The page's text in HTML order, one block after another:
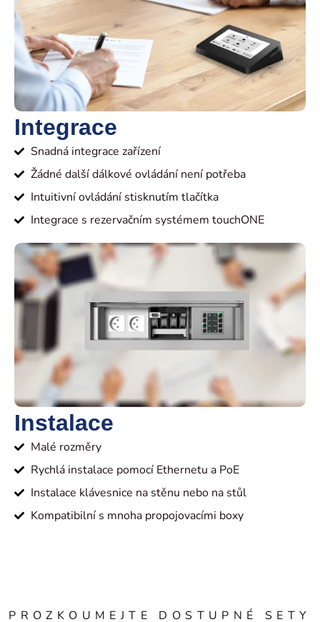
Integrace
Snadná integrace zařízení
Žádné další dálkové ovládání není potřeba
Intuitivní ovládání stisknutím tlačítka
Integrace s rezervačním systémem touchONE
Instalace
Malé rozměry
Rychlá instalace pomocí Ethernetu a PoE
Instalace klávesnice na stěnu nebo na stůl
Kompatibilní s mnoha propojovacími boxy
PROZKOUMEJTE DOSTUPNÉ SETY